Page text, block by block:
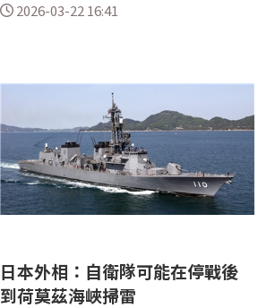
2026-03-22 16:41
日本外相：自衛隊可能在停戰後
到荷莫茲海峽掃雷